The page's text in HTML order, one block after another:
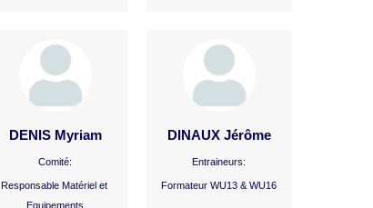
DENIS Myriam
Comité:
Responsable Matériel et
Equipements
DINAUX Jérôme
Entraineurs:
Formateur WU13 & WU16